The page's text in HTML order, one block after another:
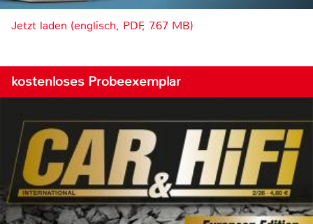
Jetzt laden (englisch, PDF, 7.67 MB)
kostenloses Probeexemplar